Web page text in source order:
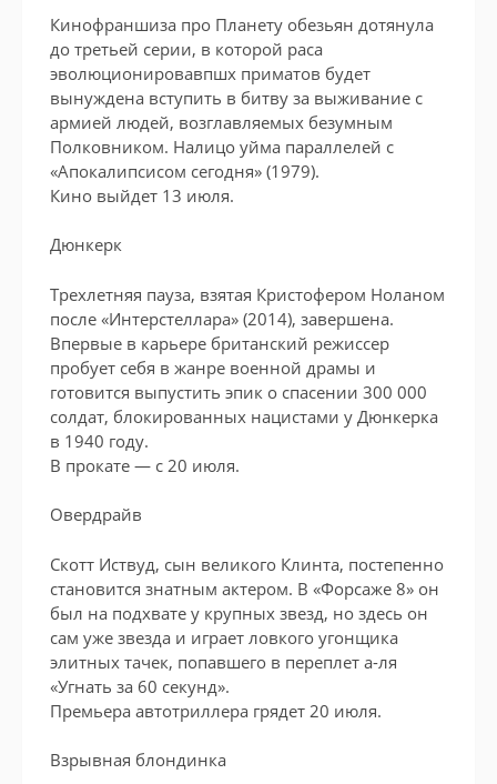
Кинофраншиза про Планету обезьян дотянула
до третьей серии, в которой раса
эволюционировавпшх приматов будет
вынуждена вступить в битву за выживание с
армией людей, возглавляемых безумным
Полковником. Налицо уйма параллелей с
«Апокалипсисом сегодня» (1979).
Кино выйдет 13 июля.
Дюнкерк
Трехлетняя пауза, взятая Кристофером Ноланом
после «Интерстеллара» (2014), завершена.
Впервые в карьере британский режиссер
пробует себя в жанре военной драмы и
готовится выпустить эпик о спасении 300 000
солдат, блокированных нацистами у Дюнкерка
в 1940 году.
В прокате — с 20 июля.
Овердрайв
Скотт Иствуд, сын великого Клинта, постепенно
становится знатным актером. В «Форсаже 8» он
был на подхвате у крупных звезд, но здесь он
сам уже звезда и играет ловкого угонщика
элитных тачек, попавшего в переплет а-ля
«Угнать за 60 секунд».
Премьера автотриллера грядет 20 июля.
Взрывная блондинка